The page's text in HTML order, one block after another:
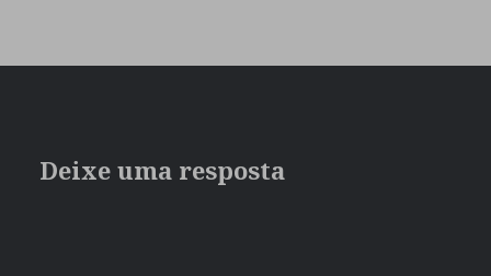
Deixe uma resposta